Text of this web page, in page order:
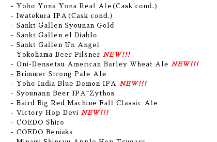
- Yoho Yona Yona Real Ale(Cask cond.)
- Iwatekura IPA(Cask cond.)
- Sankt Gallen Syounan Gold
- Sankt Gallen el Diablo
- Sankt Gallen Un Angel
- Yokohama Beer Pilsner NEW!!!
- Oni-Densetsu American Barley Wheat Ale
NEW!!!
- Brimmer Strong Pale Ale
- Yoho India Blue Demon IPA
NEW!!!
- Syounann Beer IPA~Zythos
- Baird Big Red Machine Fall Classic Ale
- Victory Hop Devi
NEW!!!
- COEDO Shiro
- COEDO Beniaka